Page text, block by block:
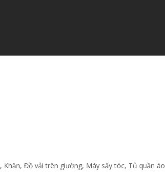
, Khăn, Đồ vải trên giường, Máy sấy tóc, Tủ quần áo